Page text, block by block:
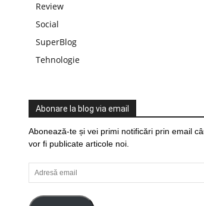
Review
Social
SuperBlog
Tehnologie
Abonare la blog via email
Abonează-te și vei primi notificări prin email
vor fi publicate articole noi.
Adresă
email